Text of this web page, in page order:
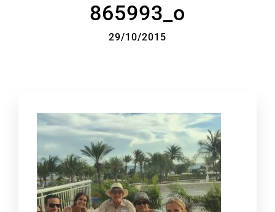
865993_o
29/10/2015